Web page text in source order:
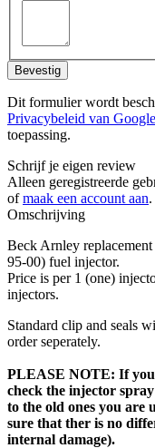
Bevestig
Dit formulier wordt
Privacybeleid van Google
toepassing.
Schrijf je eigen review
Alleen geregistreerde
ofmaak een account aan.
Omschrijving
Beck Arnley
95-00) fuel injector.
Price is per 1 (one)
injectors.
Standard clip and seals
order seperately.
PLEASE NOTE: If you
check the injector
to the old ones you are
sure that ther is no
internal damage).